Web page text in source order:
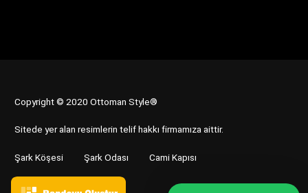
Copyright © 2020 Ottoman Style®
Sitede yer alan resimlerin telif hakkı firmamıza aittir.
Şark Köşesi Şark Odası Cami Kapısı